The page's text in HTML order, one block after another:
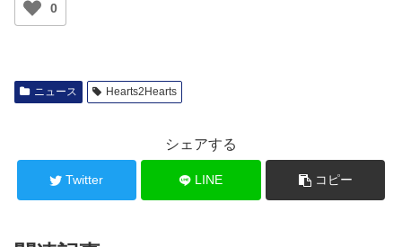
0
ニュース Hearts2Hearts
シェアする
Twitter LINE コピー